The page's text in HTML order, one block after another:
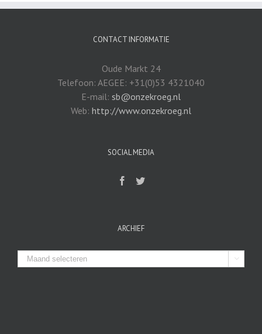
CONTACT INFORMATIE
Oude Markt 24
Telefoon: AEGEE: +31(0)53 4321040
E-mail: sb@onzekroeg.nl
Web: http://www.onzekroeg.nl
SOCIAL MEDIA
ARCHIEF
